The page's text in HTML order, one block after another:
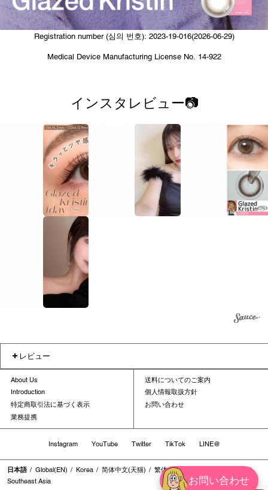
お問い合わせ
Registration number (심의 번호): 2023-19-016(2026-06-29)
Medical Device Manufacturing License No. 14-922
インスタレビュー📷
レビュー
About Us
Introduction
特定商取引法に基づく表示
業務提携
送料についてのご案内
個人情報取扱方針
お問い合わせ
Instagram YouTube Twitter TikTok LINE@
日本語 Global(EN) Korea 简体中文(天猫) 繁体中文
Southeast Asia